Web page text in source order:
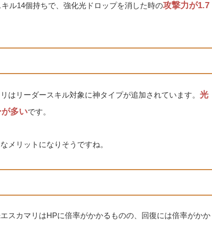
ル14個持ちで、強化光ドロップを消した時の攻撃力が1.7
はリーダースキル対象に神タイプが追加されています。 光
多いです。
メリットになりそうですね。
スカマリはHPに倍率がかかるものの、回復には倍率がかか